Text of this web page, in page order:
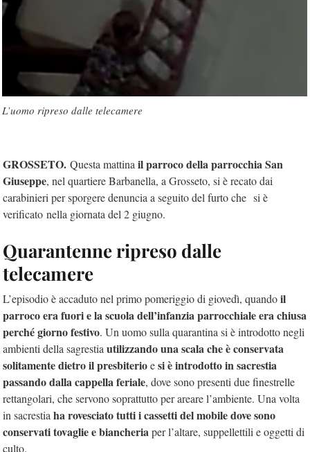
L’uomo ripreso dalle telecamere
GROSSETO. Questa mattina il parroco della parrocchia San
Giuseppe, nel quartiere Barbanella, a Grosseto, si è recato dai
carabinieri per sporgere denuncia a seguito del furto che si è
verificato nella giornata del 2 giugno.
Quarantenne ripreso dalle
telecamere
L’episodio è accaduto nel primo pomeriggio di giovedì, quandoil
parroco era fuori e la scuola dell’infanzia parrocchiale era chiusa
perché giorno festivo. Un uomo sulla quarantina si è introdotto negli
ambienti della sagrestia utilizzando una scala che è conservata
solitamente dietro il presbiterioesi è introdotto in sacrestia
passando dalla cappella feriale, dove sono presenti due finestrelle
rettangolari, che servono soprattutto per areare l’ambiente. Una volta
in sacrestia ha rovesciato tutti i cassetti del mobile dove sono
conservati tovaglie e biancheriaper l’altare, suppellettili e oggetti di
culto.